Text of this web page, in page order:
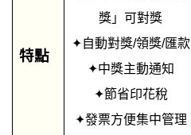
特點
獎」可對獎
✦自動對獎/領獎/匯款
✦中獎主動通知
✦節省印花稅
✦發票方便集中管理